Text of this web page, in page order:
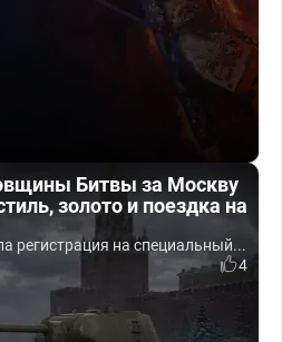
Битвы за Москву
золото и поездка на
регистрация на специальный...
4